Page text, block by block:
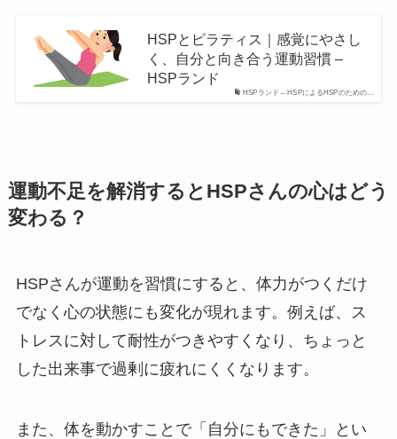
HSPランド – HSPによるHSPのための…
HSPとピラティス｜感覚にやさし
く、自分と向き合う運動習慣 –
HSPランド
運動不足を解消するとHSPさんの心はどう
変わる？
HSPさんが運動を習慣にすると、体力がつくだけ
でなく心の状態にも変化が現れます。例えば、ス
トレスに対して耐性がつきやすくなり、ちょっと
した出来事で過剰に疲れにくくなります。
また、体を動かすことで「自分にもできた」とい